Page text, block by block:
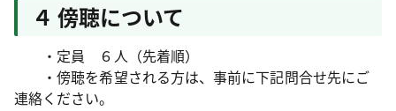
４ 傍聴について
・定員 ６人（先着順）
・傍聴を希望される方は、事前に下記問合せ先にご
連絡ください。